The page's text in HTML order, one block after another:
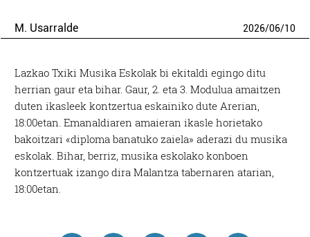
M. Usarralde 2026/06/10
Lazkao Txiki Musika Eskolak bi ekitaldi egingo ditu
herrian gaur eta bihar. Gaur, 2. eta 3. Modulua amaitzen
duten ikasleek kontzertua eskainiko dute Arerian,
18:00etan. Emanaldiaren amaieran ikasle horietako
bakoitzari «diploma banatuko zaiela» aderazi du musika
eskolak. Bihar, berriz, musika eskolako konboen
kontzertuak izango dira Malantza tabernaren atarian,
18:00etan.